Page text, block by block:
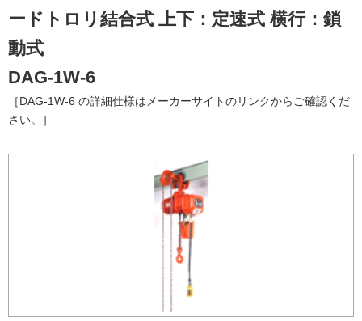
ードトロリ結合式 上下：定速式 横行：鎖
動式
DAG-1W-6
［DAG-1W-6 の詳細仕様はメーカーサイトのリンクからご確認くだ
さい。］